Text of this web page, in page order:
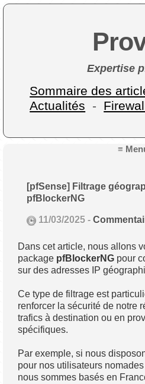
Expertise
Sommaire des
Actualités -
≡
[pfSense] Filtrage
pfBlockerNG
11/03/2025 -
Dans cet article, nous allons
package pfBlockerNG pour
sur des adresses IP
Ce type de filtrage est
renforcer la sécurité de notre
trafics à destination ou en
spécifiques.
Par exemple, si nous
pour nos utilisateurs
nous sommes basés en